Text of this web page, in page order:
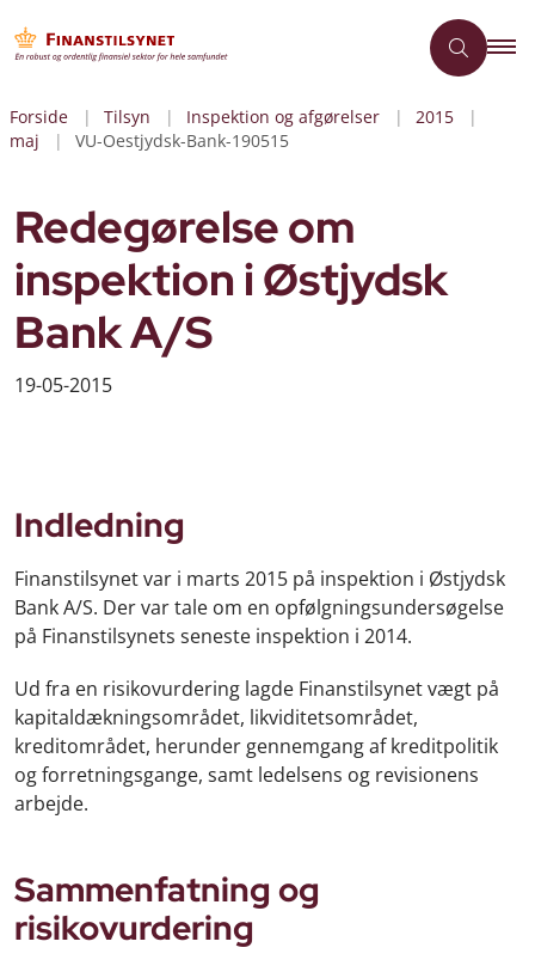
Forside Tilsyn Inspektion og afgørelser
2015
maj
VU-Oestjydsk-Bank-190515
Redegørelse om
inspektion i Østjydsk
Bank A/S
19-05-2015
Indledning
Finanstilsynet var i marts 2015 på inspektion i Østjydsk
Bank A/S. Der var tale om en opfølgningsundersøgelse
på Finanstilsynets seneste inspektion i 2014.
Ud fra en risikovurdering lagde Finanstilsynet vægt på
kapitaldækningsområdet, likviditetsområdet,
kreditområdet, herunder gennemgang af kreditpolitik
og forretningsgange, samt ledelsens og revisionens
arbejde.
Sammenfatning og
risikovurdering